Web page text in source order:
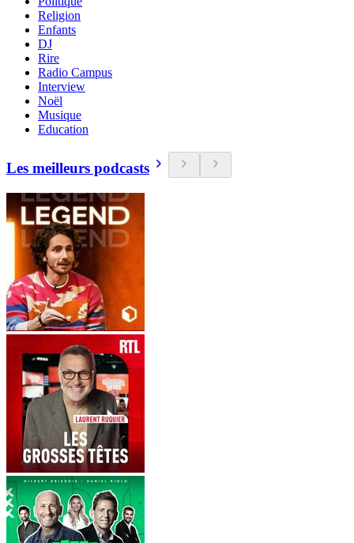
Religion
Enfants
DJ
Rire
Radio Campus
Interview
Noël
Musique
Education
Les meilleurs podcasts